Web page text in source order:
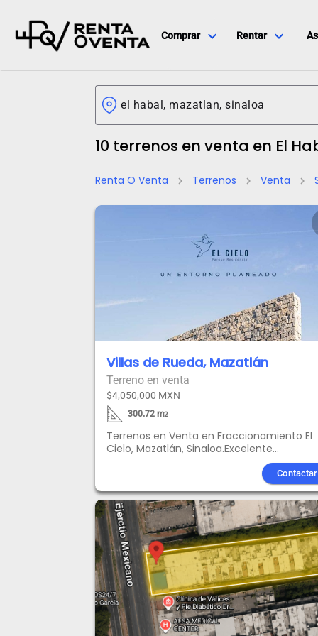
Comprar expand_more Rentar expand_more
10 terrenos en venta en El
Renta O Venta chevron_right Terrenos chevron_right Venta chevron_right
Villas de Rueda, Mazatlán
Terreno en venta
$4,050,000 MXN
300.72m2
Terrenos en Venta en Fraccionamiento El
Cielo, Mazatlán, Sinaloa.Excelente
oportunidad de adquirir un terreno en una
las zonas más exclusivas y seguras de
Mazatlán, con vista impresionante y
a servicios de primer nivel .Características
del terreno: Superficie: 300.72 m (12 m de
frente x 25 m de fondo) Uso de suelo:
Habitacional Ubicación: Fraccionamiento El
Cielo Libre de gravamen 78,217 m de
verdesServicios completos disponibles:
potable Energía eléctrica Drenaje pluvial
Recolección de basura Vialidades
pavimentadasConectividad y servicios
cercanos: Transporte público Hospitales y
clínicas Bancos y servicios financieros
Contactar